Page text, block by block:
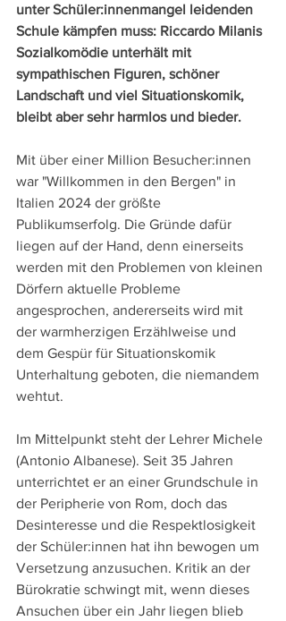
unter Schüler:innenmangel leidenden
Schule kämpfen muss: Riccardo Milanis
Sozialkomödie unterhält mit
sympathischen Figuren, schöner
Landschaft und viel Situationskomik,
bleibt aber sehr harmlos und bieder.
Mit über einer Million Besucher:innen
war "Willkommen in den Bergen" in
Italien 2024 der größte
Publikumserfolg. Die Gründe dafür
liegen auf der Hand, denn einerseits
werden mit den Problemen von kleinen
Dörfern aktuelle Probleme
angesprochen, andererseits wird mit
der warmherzigen Erzählweise und
dem Gespür für Situationskomik
Unterhaltung geboten, die niemandem
wehtut.
Im Mittelpunkt steht der Lehrer Michele
(Antonio Albanese). Seit 35 Jahren
unterrichtet er an einer Grundschule in
der Peripherie von Rom, doch das
Desinteresse und die Respektlosigkeit
der Schüler:innen hat ihn bewogen um
Versetzung anzusuchen. Kritik an der
Bürokratie schwingt mit, wenn dieses
Ansuchen über ein Jahr liegen blieb